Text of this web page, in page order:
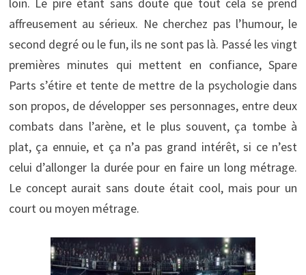
affreusement au sérieux. Ne cherchez pas l’humour, le
second degré ou le fun, ils ne sont pas là. Passé les vingt
premières minutes qui mettent en confiance, Spare
Parts s’étire et tente de mettre de la psychologie dans
son propos, de développer ses personnages, entre deux
combats dans l’arène, et le plus souvent, ça tombe à
plat, ça ennuie, et ça n’a pas grand intérêt, si ce n’est
celui d’allonger la durée pour en faire un long métrage.
Le concept aurait sans doute était cool, mais pour un
court ou moyen métrage.